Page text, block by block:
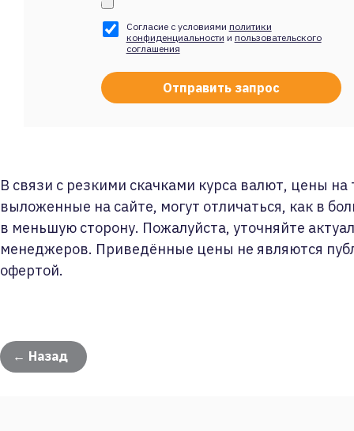
Согласие с условиями политики
конфиденциальности и пользовательского
соглашения
В связи с резкими скачками курса валют, цены на
выложенные на сайте, могут отличаться, как в
в меньшую сторону. Пожалуйста, уточняйте
менеджеров. Приведённые цены не являются
офертой.
← Назад